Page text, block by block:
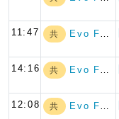
11:47 共 Evo Fund
14:16 共 Evo Fund
12:08 共 Evo Fund